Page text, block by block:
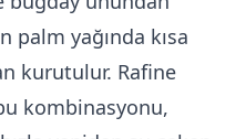
palm yağında kısa
kurutulur. Rafine
kombinasyonu,